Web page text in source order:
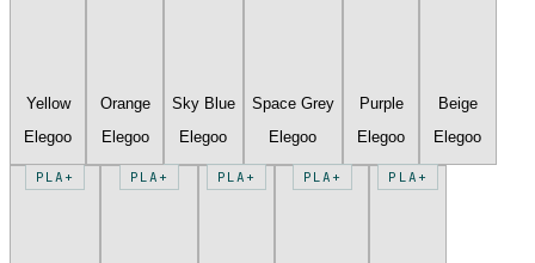
Yellow
Elegoo
Orange
Elegoo
Sky Blue
Elegoo
Space Grey
Elegoo
Purple
Elegoo
Beige
Elegoo
PLA+ PLA+ PLA+ PLA+ PLA+